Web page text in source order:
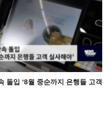
돌입 ‘8월 중순까지 은행들 고객